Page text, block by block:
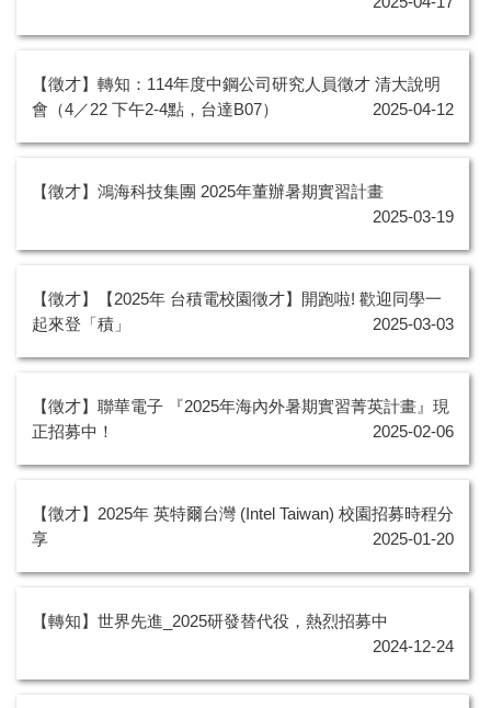
【徵才】轉知：114年度中鋼公司研究人員徵才 清大說明
會（4／22 下午2-4點，台達B07）
2025-04-12
【徵才】鴻海科技集團 2025年董辦暑期實習計畫
2025-03-19
【徵才】【2025年 台積電校園徵才】開跑啦! 歡迎同學一
起來登「積」
2025-03-03
【徵才】聯華電子 『2025年海內外暑期實習菁英計畫』現
正招募中！
2025-02-06
【徵才】2025年 英特爾台灣 (Intel Taiwan) 校園招募時程分
享
2025-01-20
【轉知】世界先進_2025研發替代役，熱烈招募中
2024-12-24